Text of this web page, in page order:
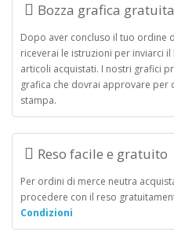
Bozza grafica gratuita
Dopo aver concluso il tuo ordine
riceverai le istruzioni per inviarci
articoli acquistati. I nostri grafici
grafica che dovrai approvare per
stampa.
Reso facile e gratuito
Per ordini di merce neutra
procedere con il reso
Condizioni